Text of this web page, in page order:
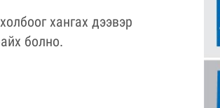
хангах дээвэр
болно.